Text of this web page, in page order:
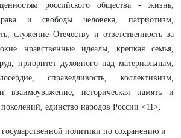
российского общества - жизнь,
и свободы человека, патриотизм,
служение Отечеству и ответственность за
нравственные идеалы, крепкая семья,
приоритет духовного над материальным,
справедливость, коллективизм,
взаимоуважение, историческая память и
поколений, единство народов России <11>.
политики по сохранению и